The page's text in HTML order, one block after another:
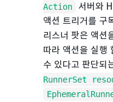
Action
서버와
액션 트리거를 구
리스너 팟은 액션
따라 액션을 실행
수 있다고 판단되
RunnerSet